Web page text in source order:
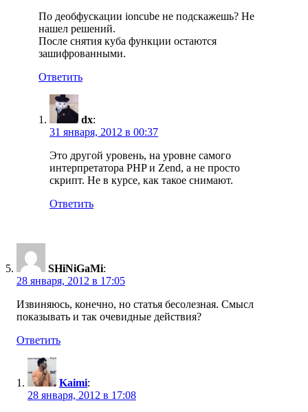
По деобфускации ioncube не подскажешь? Не
нашел решений.
После снятия куба функции остаются
зашифрованными.
Ответить
dx:
31 января, 2012 в 00:37
Это другой уровень, на уровне самого
интерпретатора PHP и Zend, а не просто
скрипт. Не в курсе, как такое снимают.
Ответить
SHiNiGaMi:
28 января, 2012 в 17:05
Извиняюсь, конечно, но статья бесолезная. Смысл
показывать и так очевидные действия?
Ответить
Kaimi:
28 января, 2012 в 17:08